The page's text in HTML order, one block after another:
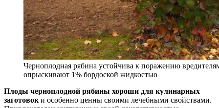
Черноплодная рябина устойчива к поражению
опрыскивают 1% бордоской жидкостью
Плоды черноплодной рябины хороши для кулинарных
заготовок и особенно ценны своими лечебными свойствами.